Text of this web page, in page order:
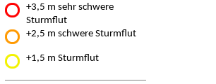
+3,5 m sehr schwere
Sturmflut
+2,5 m schwere Sturmflut
+1,5 m Sturmflut